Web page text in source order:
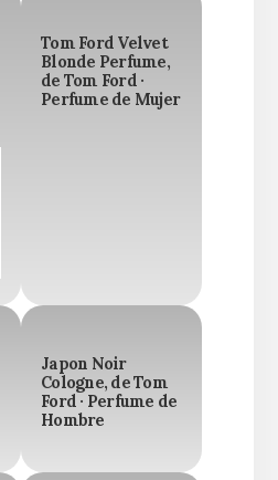
Tom Ford Velvet
Blonde Perfume,
de Tom Ford ·
Perfume de Mujer
Japon Noir
Cologne, de Tom
Ford · Perfume de
Hombre